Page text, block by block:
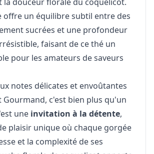
offre un équilibre subtil entre des
sucrées et une profondeur
faisant de ce thé un
pour les amateurs de saveurs
notes délicates et envoûtantes
Gourmand, c'est bien plus qu'un
une invitation à la détente,
plaisir unique où chaque gorgée
et la complexité de ses